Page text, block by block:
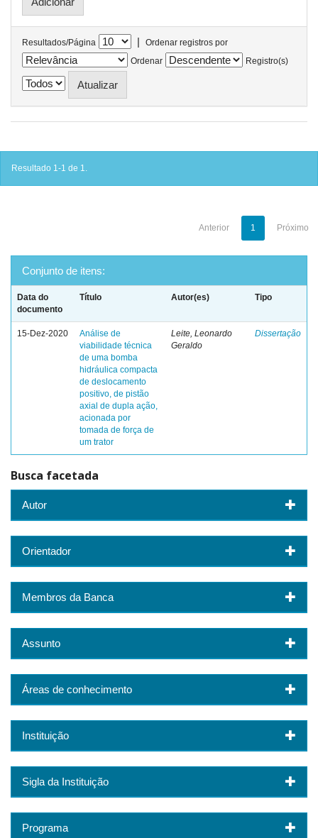
Resultados/Página |
Ordenar registros por
Ordenar
Registro(s)
Resultado 1-1 de 1.
Anterior 1 Próximo
Conjunto de itens:
Data do
documento
Título Autor(es) Tipo
15-Dez-2020
Análise de
viabilidade técnica
de uma bomba
hidráulica compacta
de deslocamento
positivo, de pistão
axial de dupla ação,
acionada por
tomada de força de
um trator
Leite, Leonardo
Geraldo
Dissertação
Busca facetada
Autor
Orientador
Membros da Banca
Assunto
Áreas de conhecimento
Instituição
Sigla da Instituição
Programa